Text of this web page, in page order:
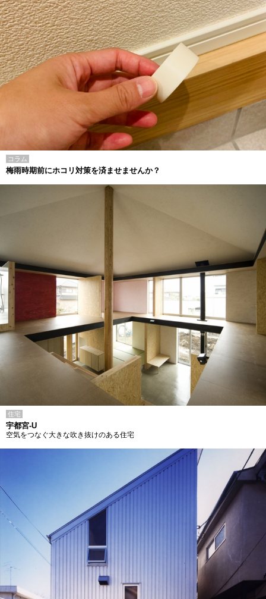
コラム
梅雨時期前にホコリ対策を済ませませんか？
住宅
宇都宮-U
空気をつなぐ大きな吹き抜けのある住宅